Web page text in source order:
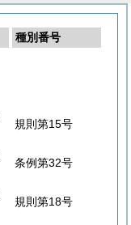
種別番号
規則第15号
条例第32号
規則第18号